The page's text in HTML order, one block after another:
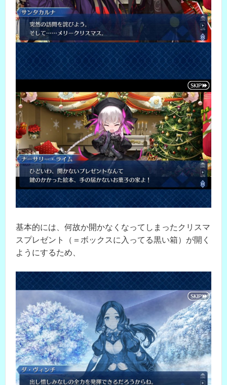
基本的には、何故か開かなくなってしまったクリスマ
スプレゼント（＝ボックスに入ってる黒い箱）が開く
ようにするため、